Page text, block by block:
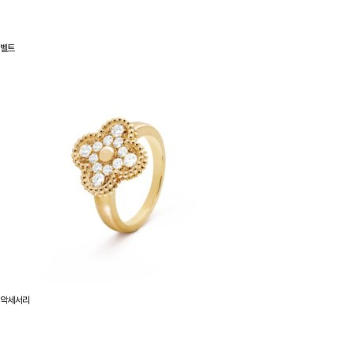
벨트
악세서리